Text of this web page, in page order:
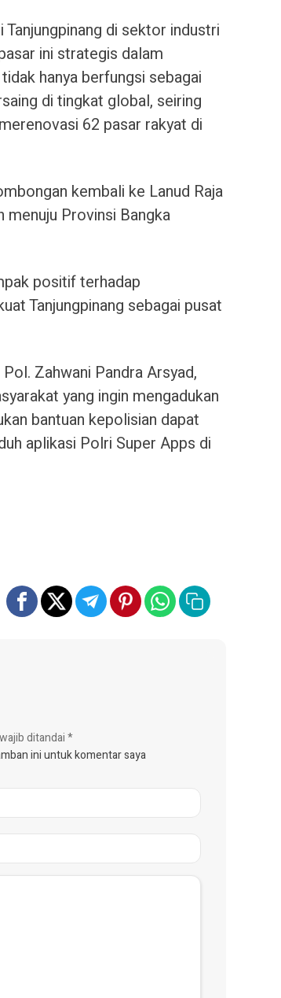
di sektor industri
ini strategis dalam
hanya berfungsi sebagai
di tingkat global, seiring
62 pasar rakyat di
kembali ke Lanud Raja
menuju Provinsi Bangka
positif terhadap
Tanjungpinang sebagai pusat
Zahwani Pandra Arsyad,
yang ingin mengadukan
bantuan kepolisian dapat
aplikasi Polri Super Apps di
ditandai*
ini untuk komentar saya